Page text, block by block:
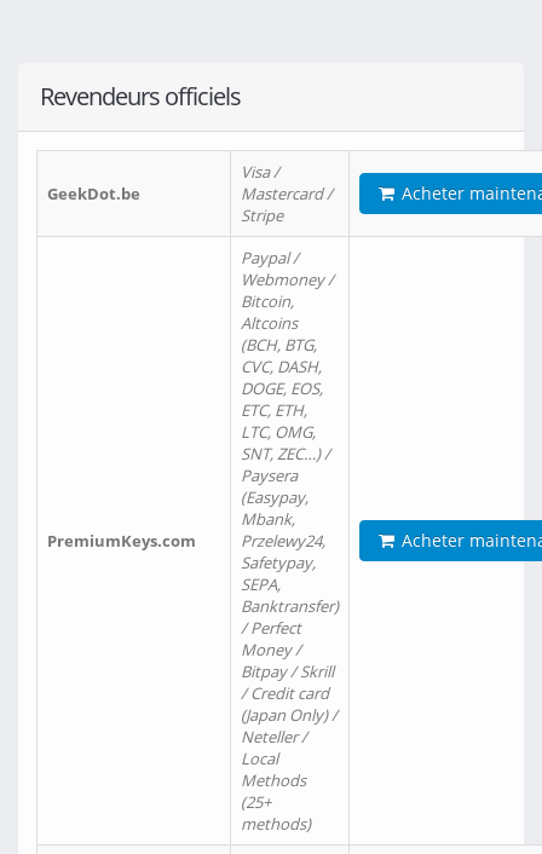
Revendeurs officiels
GeekDot.be
Visa /
Mastercard /
Stripe
Acheter
PremiumKeys.com
Paypal /
Webmoney /
Bitcoin,
Altcoins
(BCH, BTG,
CVC, DASH,
DOGE, EOS,
ETC, ETH,
LTC, OMG,
SNT, ZEC…) /
Paysera
(Easypay,
Mbank,
Przelewy24,
Safetypay,
SEPA,
Banktransfer)
/ Perfect
Money /
Bitpay / Skrill
/ Credit card
(Japan Only) /
Neteller /
Local
Methods
(25+
methods)
Acheter